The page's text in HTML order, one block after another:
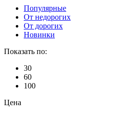
Популярные
От недорогих
От дорогих
Новинки
Показать по:
30
60
100
Цена